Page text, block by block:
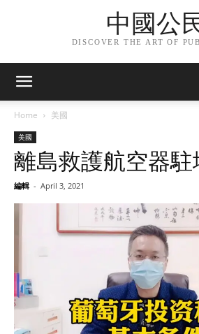
中國公
DISCOVER THE ART OF
Home 美國
美國
離島救護航空器駐
編輯 - April 3, 2021